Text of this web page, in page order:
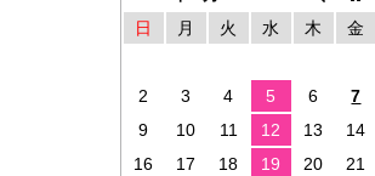
日
月 火 水 木 金
2
3 4 5 6 7
9
10 11 12 13 14
16
17 18 19 20 21